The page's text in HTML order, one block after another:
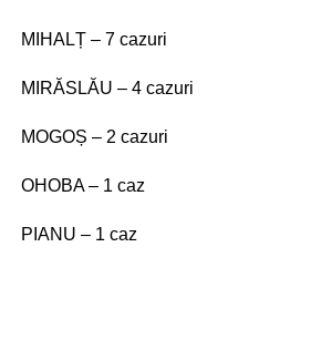
MIHALȚ – 7 cazuri
MIRĂSLĂU – 4 cazuri
MOGOȘ – 2 cazuri
OHOBA – 1 caz
PIANU – 1 caz